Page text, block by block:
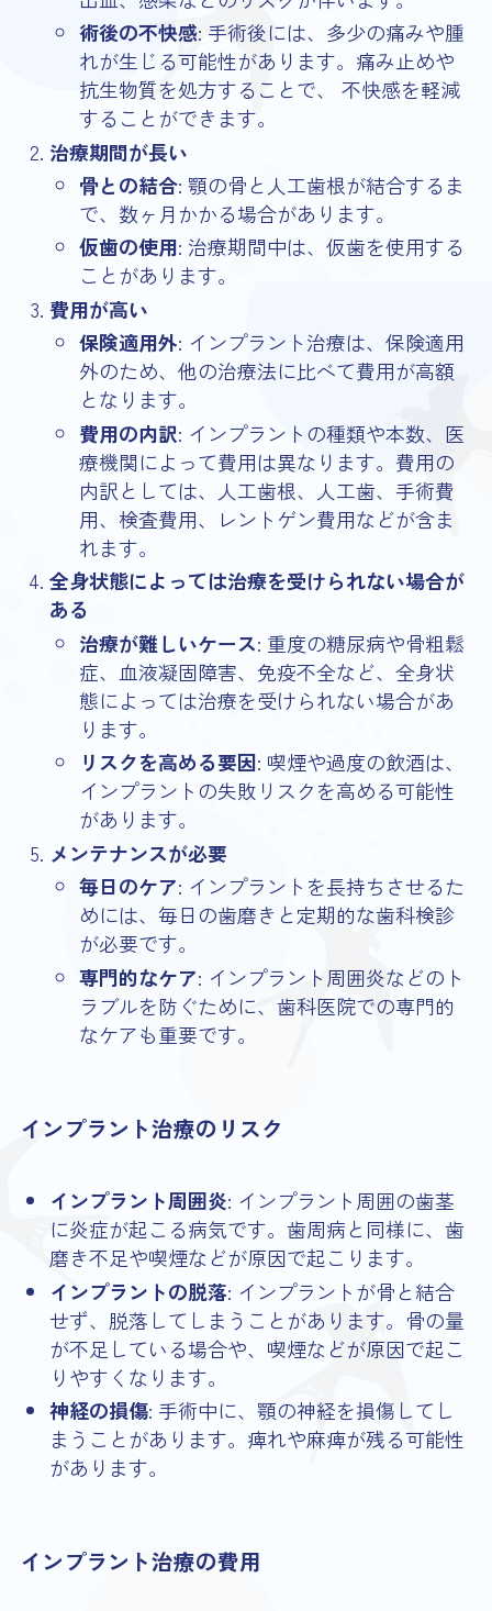
術後の不快感: 手術後には、多少の痛みや腫
れが生じる可能性があります。痛み止めや
抗生物質を処方することで、 不快感を軽減
することができます。
治療期間が長い
骨との結合: 顎の骨と人工歯根が結合するま
で、数ヶ月かかる場合があります。
仮歯の使用: 治療期間中は、仮歯を使用する
ことがあります。
費用が高い
保険適用外: インプラント治療は、保険適用
外のため、他の治療法に比べて費用が高額
となります。
費用の内訳: インプラントの種類や本数、医
療機関によって費用は異なります。費用の
内訳としては、人工歯根、人工歯、手術費
用、検査費用、レントゲン費用などが含ま
れます。
全身状態によっては治療を受けられない場合が
ある
治療が難しいケース: 重度の糖尿病や骨粗鬆
症、血液凝固障害、免疫不全など、全身状
態によっては治療を受けられない場合があ
ります。
リスクを高める要因: 喫煙や過度の飲酒は、
インプラントの失敗リスクを高める可能性
があります。
メンテナンスが必要
毎日のケア: インプラントを長持ちさせるた
めには、毎日の歯磨きと定期的な歯科検診
が必要です。
専門的なケア: インプラント周囲炎などのト
ラブルを防ぐために、歯科医院での専門的
なケアも重要です。
インプラント治療のリスク
インプラント周囲炎: インプラント周囲の歯茎
に炎症が起こる病気です。歯周病と同様に、歯
磨き不足や喫煙などが原因で起こります。
インプラントの脱落: インプラントが骨と結合
せず、脱落してしまうことがあります。骨の量
が不足している場合や、喫煙などが原因で起こ
りやすくなります。
神経の損傷: 手術中に、顎の神経を損傷してし
まうことがあります。痺れや麻痺が残る可能性
があります。
インプラント治療の費用